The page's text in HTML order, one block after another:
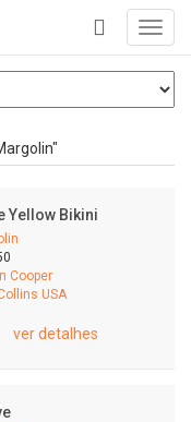
+
Yellow Bikini
Cooper
USA
ver detalhes